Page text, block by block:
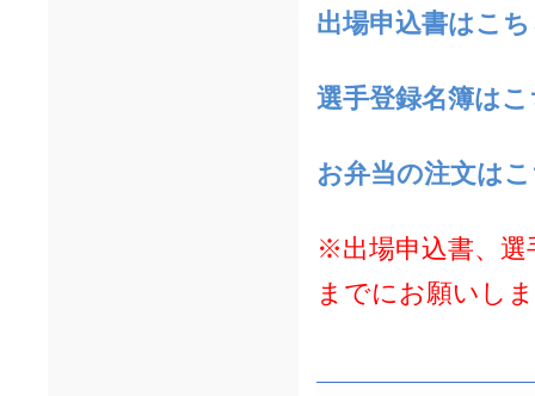
出場申込書はこ
選手登録名簿は
お弁当の注文は
※出場申込書、選
までにお願いし